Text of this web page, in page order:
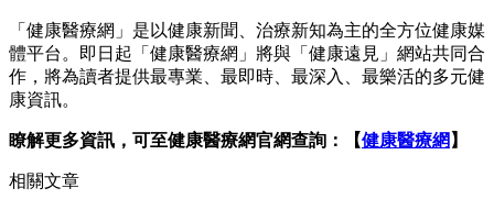
「健康醫療網」是以健康新聞、治療新知為主的全方位健康媒
體平台。即日起「健康醫療網」將與「健康遠見」網站共同合
作，將為讀者提供最專業、最即時、最深入、最樂活的多元健
康資訊。
瞭解更多資訊，可至健康醫療網官網查詢：【健康醫療網 】
相關文章